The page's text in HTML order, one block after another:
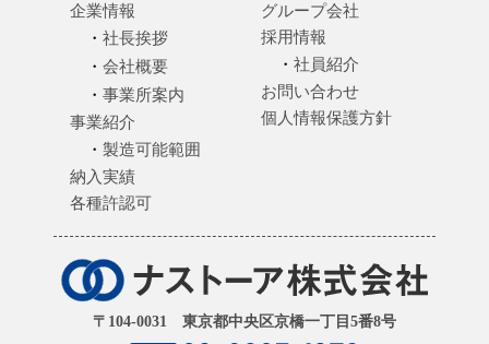
〒104-0031 東京都中央区京橋一丁目5番8号
企業情報
社長挨拶
会社概要
事業所案内
事業紹介
製造可能範囲
納入実績
各種許認可
グループ会社
採用情報
社員紹介
お問い合わせ
個人情報保護方針